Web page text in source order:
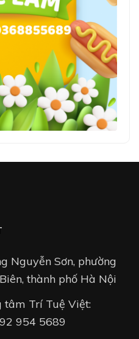
Nguyễn Sơn, phường
thành phố Hà Nội
tâm Trí Tuệ Việt:
954 5689